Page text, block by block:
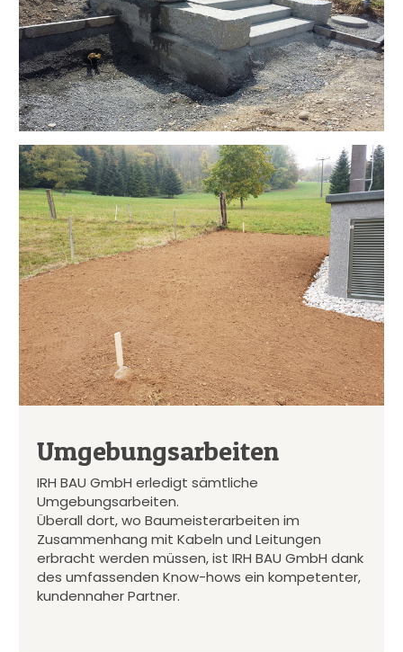
Umgebungsarbeiten
IRH BAU GmbH erledigt sämtliche
Umgebungsarbeiten.
Überall dort, wo Baumeisterarbeiten im
Zusammenhang mit Kabeln und Leitungen
erbracht werden müssen, ist IRH BAU GmbH dank
des umfassenden Know-hows ein kompetenter,
kundennaher Partner.